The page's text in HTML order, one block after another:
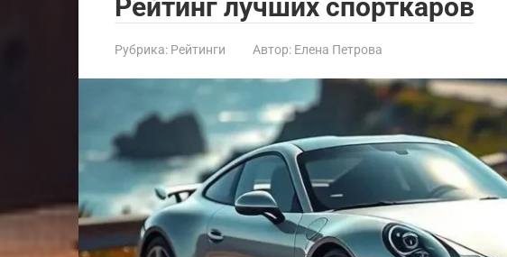
Рейтинг лучших спорткаров
Рубрика: Рейтинги Автор: Елена Петрова